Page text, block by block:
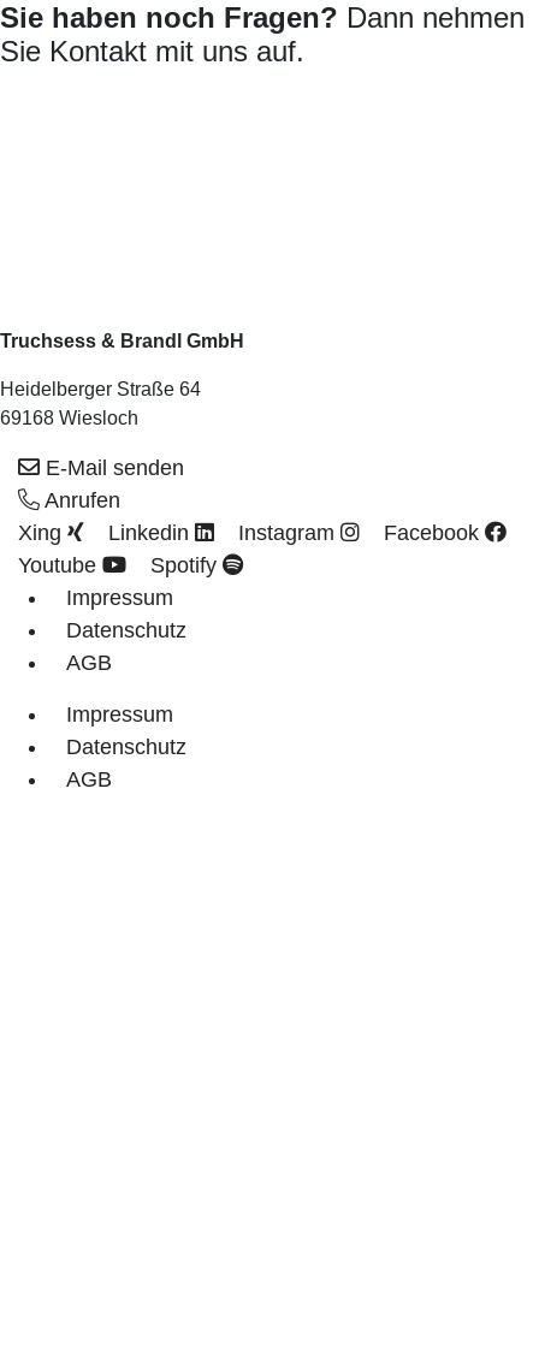
Sie haben noch Fragen? Dann nehmen
Sie Kontakt mit uns auf.
Truchsess & Brandl GmbH
Heidelberger Straße 64
69168 Wiesloch
E-Mail senden
Anrufen
Xing
Linkedin Instagram
Facebook
Youtube
Spotify
Impressum
Datenschutz
AGB
Impressum
Datenschutz
AGB